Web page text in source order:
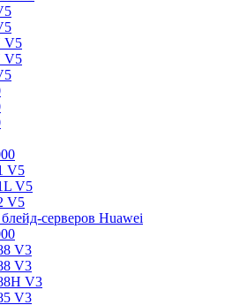
V5
V5
V5
V5
V5
серверов Huawei
V3
V3
V3
V3